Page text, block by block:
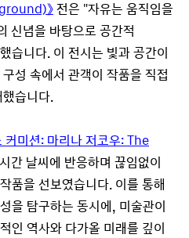
》전은 "자유는 움직임을
신념을 바탕으로 공간적
습니다. 이 전시는 빛과 공간이
성 속에서 관객이 작품을 직접
습니다.
커미션: 마리나 저코우: The
간 날씨에 반응하며 끊임없이
품을 선보였습니다. 이를 통해
을 탐구하는 동시에, 미술관이
인 역사와 다가올 미래를 깊이